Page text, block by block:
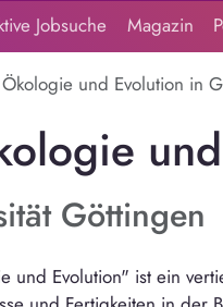
Jobsuche Magazin
und Evolution in
Göttingen
und Evolution" ist ein